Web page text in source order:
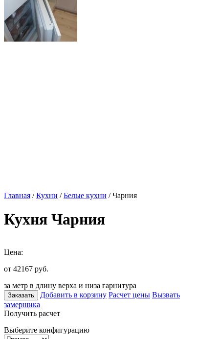
Главная /Кухни /Белые кухни / Чарния
Кухня Чарния
Цена:
от 42167 руб.
за метр в длину верха и низа гарнитура
Заказать Добавить в корзину Расчет цены Вызвать
замерщика
Получить расчет
Выберите конфигурацию